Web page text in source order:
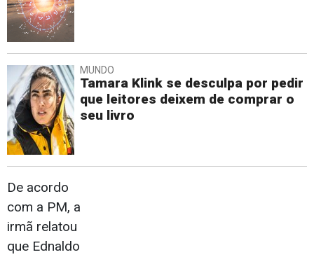
MUNDO
Tamara Klink se desculpa por pedir
que leitores deixem de comprar o
seu livro
De acordo
com a PM, a
irmã relatou
que Ednaldo